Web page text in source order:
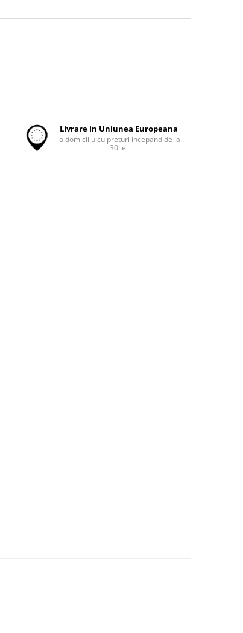
Livrare in Uniunea Europeana
la domiciliu cu preturi incepand de la
30 lei